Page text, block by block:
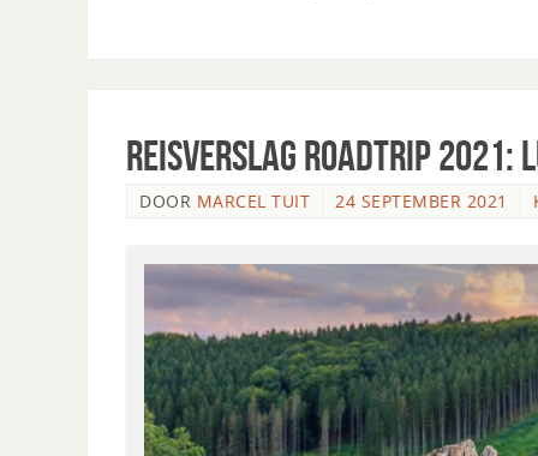
Reisverslag roadtrip 2021:
DOOR MARCEL TUIT 24 SEPTEMBER 2021